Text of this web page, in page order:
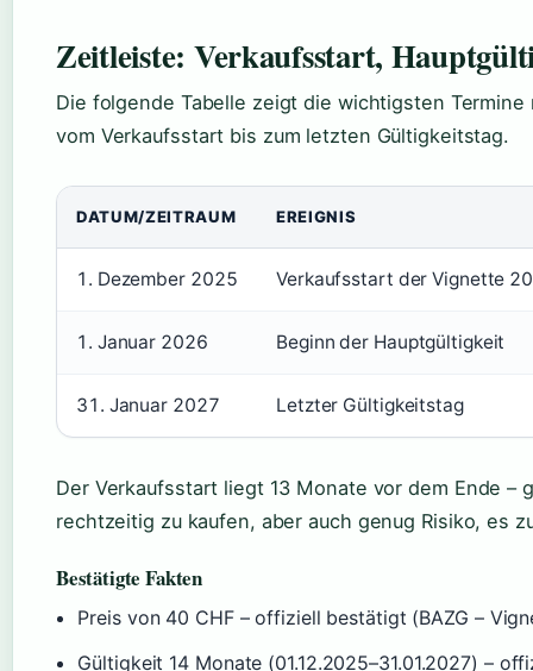
Zeitleiste: Verkaufsstart,
Die folgende Tabelle zeigt die wichtigsten
vom Verkaufsstart bis zum letzten Gültigkeitstag.
DATUM/ZEITRAUM EREIGNIS
1. Dezember 2025 Verkaufsstart der Vignette
1. Januar 2026 Beginn der Hauptgültigkeit
31. Januar 2027 Letzter Gültigkeitstag
Der Verkaufsstart liegt 13 Monate vor dem Ende –
rechtzeitig zu kaufen, aber auch genug Risiko, es
Bestätigte Fakten
Preis von 40 CHF – offiziell bestätigt (BAZG –
Gültigkeit 14 Monate (01.12.2025–31.01.2027) –